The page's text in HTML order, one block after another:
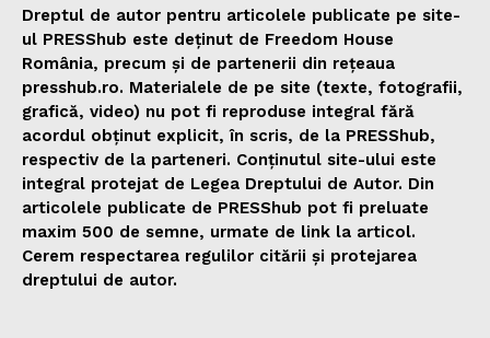
Dreptul de autor pentru articolele publicate pe site-
ul PRESShub este deținut de Freedom House
România, precum și de partenerii din rețeaua
presshub.ro. Materialele de pe site (texte, fotografii,
grafică, video) nu pot fi reproduse integral fără
acordul obținut explicit, în scris, de la PRESShub,
respectiv de la parteneri. Conținutul site-ului este
integral protejat de Legea Dreptului de Autor. Din
articolele publicate de PRESShub pot fi preluate
maxim 500 de semne, urmate de link la articol.
Cerem respectarea regulilor citării și protejarea
dreptului de autor.